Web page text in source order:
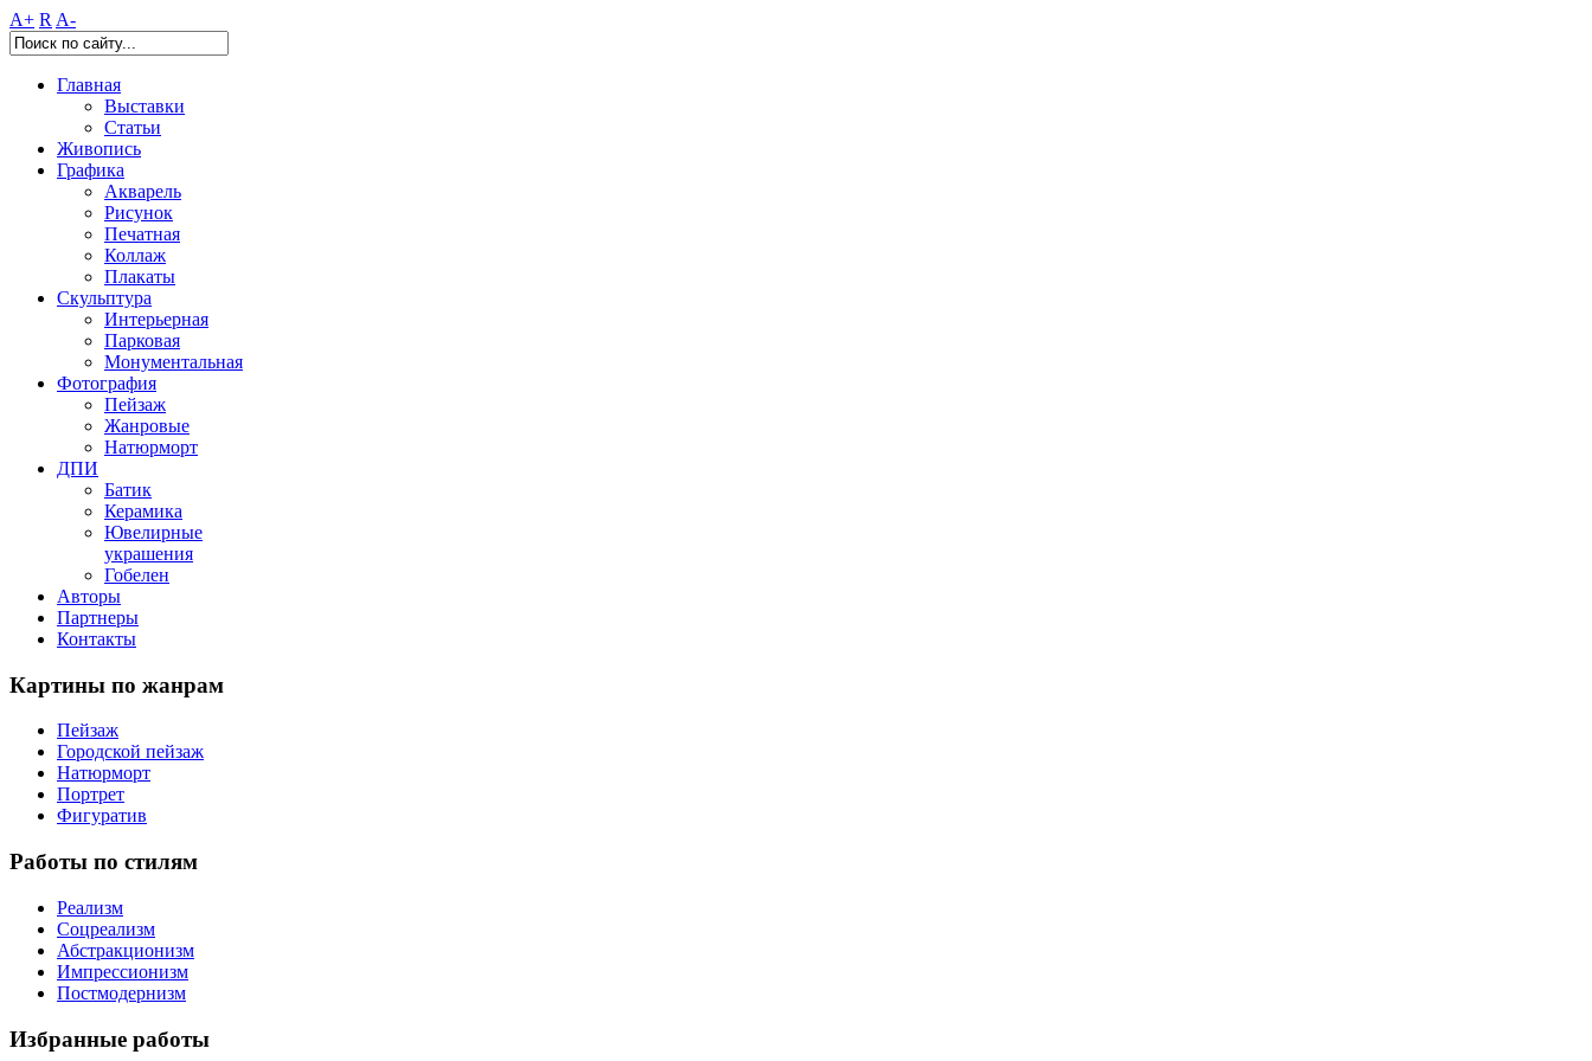
A+ R A-
Главная
Выставки
Статьи
Живопись
Графика
Акварель
Рисунок
Печатная
Коллаж
Плакаты
Скульптура
Интерьерная
Парковая
Монументальная
Фотография
Пейзаж
Жанровые
Натюрморт
ДПИ
Батик
Керамика
Ювелирные
украшения
Гобелен
Авторы
Партнеры
Контакты
Картины по жанрам
Пейзаж
Городской пейзаж
Натюрморт
Портрет
Фигуратив
Работы по стилям
Реализм
Соцреализм
Абстракционизм
Импрессионизм
Постмодернизм
Избранные работы